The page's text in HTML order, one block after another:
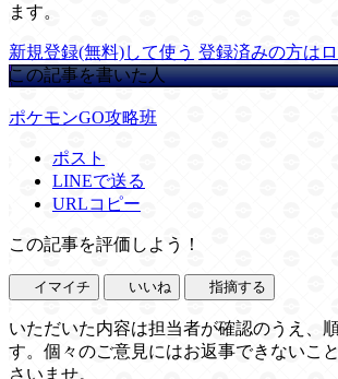
ます。
新規登録(無料)して使う 登録済みの方は
この記事を書いた人
ポケモンGO攻略班
ポスト
LINEで送る
URLコピー
この記事を評価しよう！
イマイチ いいね 指摘する
いただいた内容は担当者が確認のうえ、
す。個々のご意見にはお返事できないこ
さいませ。